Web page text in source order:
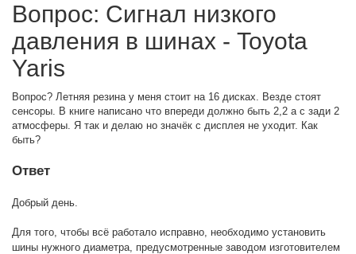
Вопрос: Сигнал низкого
давления в шинах - Toyota
Yaris
Вопрос? Летняя резина у меня стоит на 16 дисках. Везде стоят
сенсоры. В книге написано что впереди должно быть 2,2 а с зади 2
атмосферы. Я так и делаю но значёк с дисплея не уходит. Как
быть?
Ответ
Добрый день.
Для того, чтобы всё работало исправно, необходимо установить
шины нужного диаметра, предусмотренные заводом изготовителем